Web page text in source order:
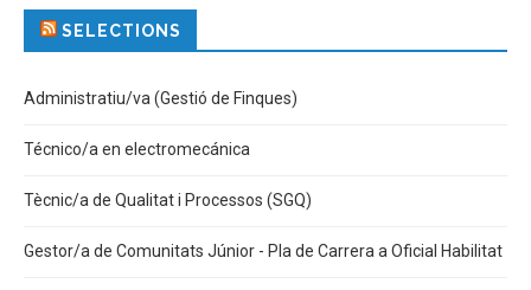
SELECTIONS
Administratiu/va (Gestió de Finques)
Técnico/a en electromecánica
Tècnic/a de Qualitat i Processos (SGQ)
Gestor/a de Comunitats Júnior - Pla de Carrera a Oficial Habilitat